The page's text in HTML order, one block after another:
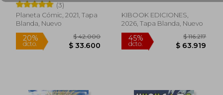
45% $ 101.186 20%
dcto.
$
(3)
Planeta Cómic, 2021, Tapa
Blanda, Nuevo
KIBOOK EDICIONES,
2026, Tapa Blanda, Nuevo